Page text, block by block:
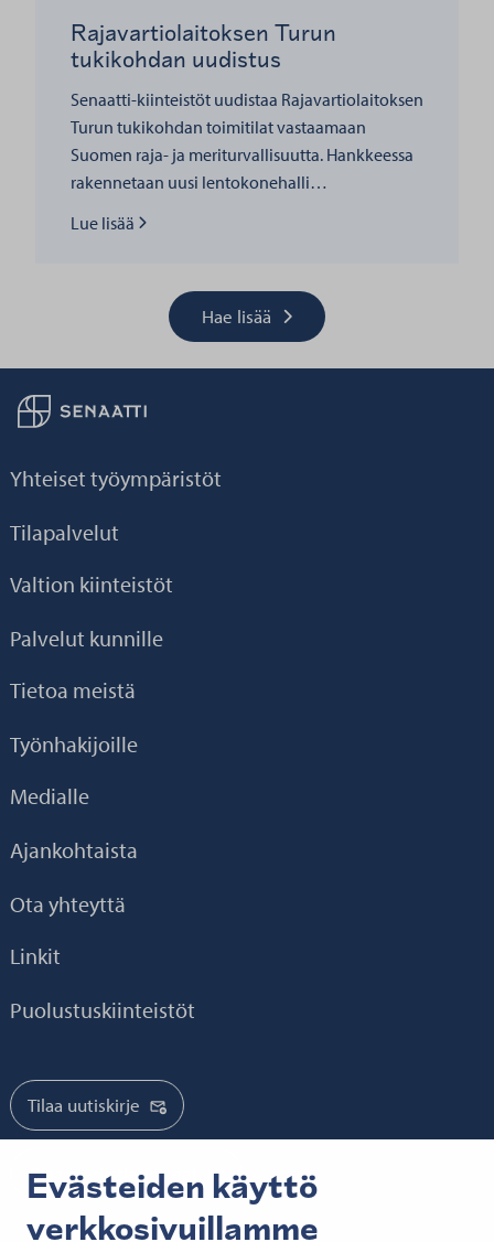
Evästeiden käyttö
verkkosivuillamme
Rajavartiolaitoksen Turun
tukikohdan uudistus
Senaatti-kiinteistöt uudistaa Rajavartiolaitoksen
Turun tukikohdan toimitilat vastaamaan
Suomen raja- ja meriturvallisuutta. Hankkeessa
rakennetaan uusi lentokonehalli…
Lue lisää
Hae lisää
Palaa taikaisin etusivulle
Yhteiset työympäristöt
Tilapalvelut
Valtion kiinteistöt
Palvelut kunnille
Tietoa meistä
Työnhakijoille
Medialle
Ajankohtaista
Ota yhteyttä
Linkit
Puolustuskiinteistöt
Tilaa uutiskirje
Tilaa mediatiedotteet